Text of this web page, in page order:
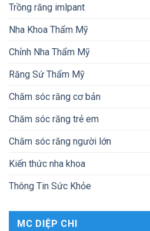
Trồng răng imlpant
Nha Khoa Thẩm Mỹ
Chỉnh Nha Thẩm Mỹ
Răng Sứ Thẩm Mỹ
Chăm sóc răng cơ bản
Chăm sóc răng trẻ em
Chăm sóc răng người lớn
Kiến thức nha khoa
Thông Tin Sức Khỏe
MC DIỆP CHI